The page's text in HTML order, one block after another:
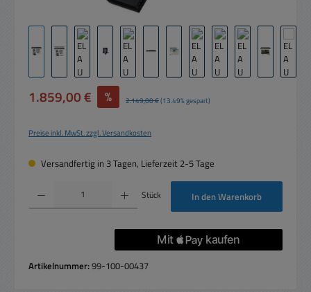
Verkaufspreis:
1.859,00 € % Regulärer Preis:
2.149,00 €(13.49% gespart)
Preise inkl. MwSt. zzgl. Versandkosten
Versandfertig in 3 Tagen, Lieferzeit 2-5 Tage
Produkt Anzahl: Gib den gewünschten Wert ein oder benutze die Schaltflächen um
Stück In den Warenkorb
Artikelnummer:99-100-00437